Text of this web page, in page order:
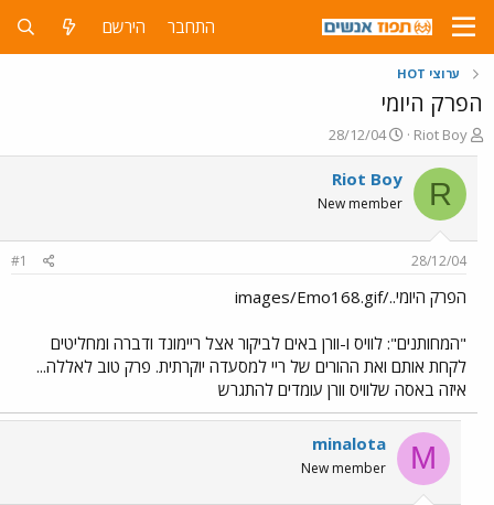
התחבר הירשם
ערוצי HOT
הפרק היומי
פ
ו
ת
ח
ה
ש
א
Riot Boy
פ
ו
ר
ס
ם
ר
28/12/04
R
Riot Boy
New member
28/12/04
#1
הפרק היומי../images/Emo168.gif
"המחותנים": לוויס ו-וורן באים לביקור אצל ריימונד ודברה ומחליטים
לקחת אותם ואת ההורים של ריי למסעדה יוקרתית. פרק טוב לאללה...
איזה באסה שלוויס וורן עומדים להתגרש
M
minalota
New member